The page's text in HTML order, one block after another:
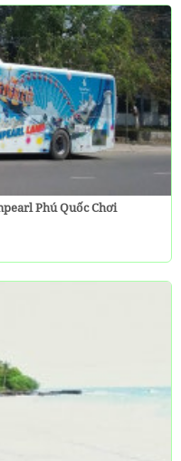
Phú Quốc Chơi